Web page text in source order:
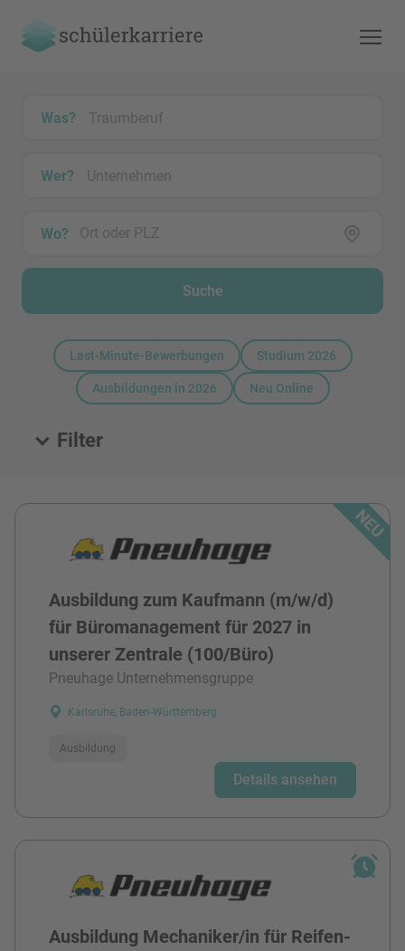
Was?
Wer?
Wo?
Suche
Last-Minute-Bewerbungen Studium 2026
Ausbildungen in 2026 Neu Online
Filter
Alle Stellen
Ausbildung zum Kaufmann (m/w/d)
für Büromanagement für 2027 in
unserer Zentrale (100/Büro)
Pneuhage Unternehmensgruppe
Karlsruhe, Baden-Württemberg
Ausbildung
Details ansehen
Ausbildung Mechaniker/in für Reifen-